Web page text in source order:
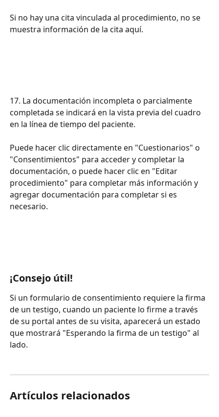
Si no hay una cita vinculada al procedimiento, no se
muestra información de la cita aquí.
17. La documentación incompleta o parcialmente
completada se indicará en la vista previa del cuadro
en la línea de tiempo del paciente.
Puede hacer clic directamente en "Cuestionarios" o
"Consentimientos" para acceder y completar la
documentación, o puede hacer clic en "Editar
procedimiento" para completar más información y
agregar documentación para completar si es
necesario.
¡Consejo útil!
Si un formulario de consentimiento requiere la firma
de un testigo, cuando un paciente lo firme a través
de su portal antes de su visita, aparecerá un estado
que mostrará "Esperando la firma de un testigo" al
lado.
Artículos relacionados